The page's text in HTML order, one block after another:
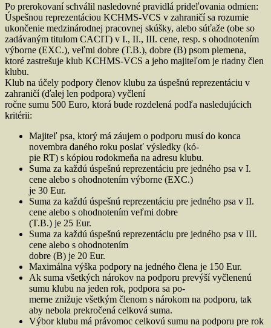
Po prerokovaní schválil nasledovné pravidlá prideľovania odmien:
Úspešnou reprezentáciou KCHMS-VCS v zahraničí sa rozumie
ukončenie medzinárodnej pracovnej skúšky, alebo súťaže (obe so
zadávaným titulom CACIT) v I., II., III. cene, resp. s ohodnotením
výborne (EXC.), veľmi dobre (T.B.), dobre (B) psom plemena,
ktoré zastrešuje klub KCHMS-VCS a jeho majiteľom je riadny člen
klubu.
Klub na účely podpory členov klubu za úspešnú reprezentáciu v
zahraničí (ďalej len podpora) vyčlení
ročne sumu 500 Euro, ktorá bude rozdelená podľa nasledujúcich
kritérii:
Majiteľ psa, ktorý má záujem o podporu musí do konca
novembra daného roku poslať výsledky (kó-
pie RT) s kópiou rodokmeňa na adresu klubu.
Suma za každú úspešnú reprezentáciu pre jedného psa v I.
cene alebo s ohodnotením výborne (EXC.)
je 30 Eur.
Suma za každú úspešnú reprezentáciu pre jedného psa v II.
cene alebo s ohodnotením veľmi dobre
(T.B.) je 25 Eur.
Suma za každú úspešnú reprezentáciu pre jedného psa v III.
cene alebo s ohodnotením
dobre (B) je 20 Eur.
Maximálna výška podpory na jedného člena je 150 Eur.
Ak suma všetkých nárokov na podporu prevýší vyčlenenú
sumu klubu na jeden rok, podpora sa po-
merne znižuje všetkým členom s nárokom na podporu, tak
aby nebola prekročená celková suma.
Výbor klubu má právomoc celkovú sumu na podporu pre rok